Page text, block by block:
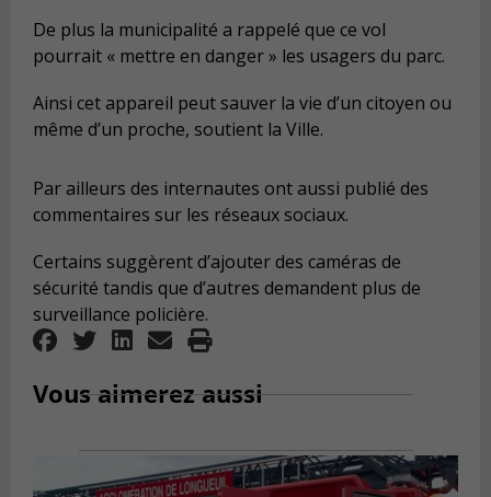
De plus la municipalité a rappelé que ce vol
pourrait « mettre en danger » les usagers du parc.
Ainsi cet appareil peut sauver la vie d’un citoyen ou
même d’un proche, soutient la Ville.
Par ailleurs des internautes ont aussi publié des
commentaires sur les réseaux sociaux.
Certains suggèrent d’ajouter des caméras de
sécurité tandis que d’autres demandent plus de
surveillance policière.
Vous aimerez aussi